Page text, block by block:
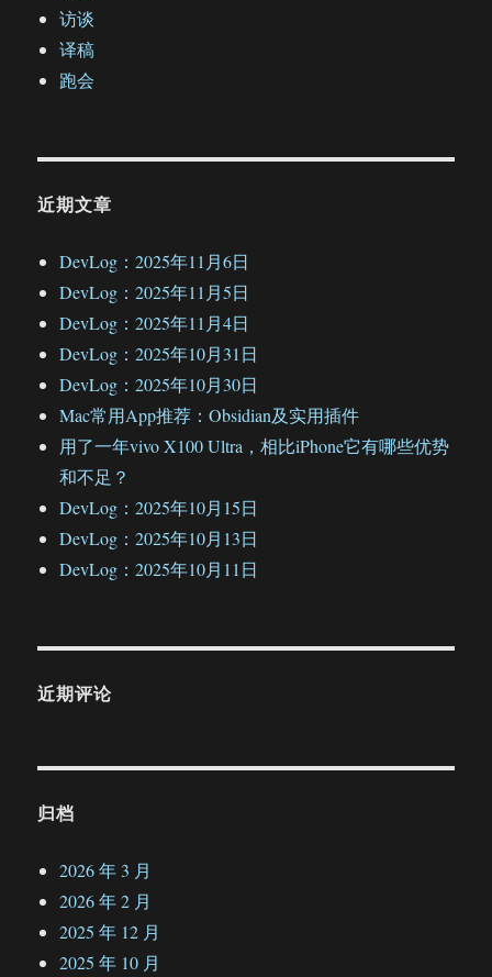
访谈
译稿
跑会
近期文章
DevLog：2025年11月6日
DevLog：2025年11月5日
DevLog：2025年11月4日
DevLog：2025年10月31日
DevLog：2025年10月30日
Mac常用App推荐：Obsidian及实用插件
用了一年vivo X100 Ultra，相比iPhone它有哪些优势
和不足？
DevLog：2025年10月15日
DevLog：2025年10月13日
DevLog：2025年10月11日
近期评论
归档
2026 年 3 月
2026 年 2 月
2025 年 12 月
2025 年 10 月